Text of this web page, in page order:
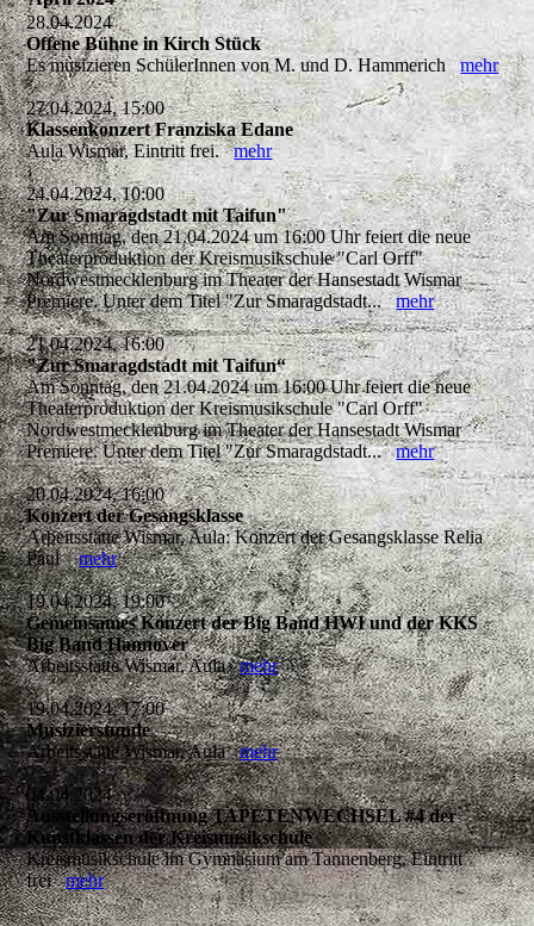
28.04.2024
Offene Bühne in Kirch Stück
Es musizieren SchülerInnen von M. und D. Hammerichmehr
27.04.2024, 15:00
Klassenkonzert Franziska Edane
Aula Wismar, Eintritt frei.mehr
24.04.2024, 10:00
"Zur Smaragdstadt mit Taifun"
Am Sonntag, den 21.04.2024 um 16:00 Uhr feiert die neue
Theaterproduktion der Kreismusikschule "Carl Orff"
Nordwestmecklenburg im Theater der Hansestadt Wismar
Premiere. Unter dem Titel "Zur Smaragdstadt...mehr
21.04.2024, 16:00
"Zur Smaragdstadt mit Taifun“
Am Sonntag, den 21.04.2024 um 16:00 Uhr feiert die neue
Theaterproduktion der Kreismusikschule "Carl Orff"
Nordwestmecklenburg im Theater der Hansestadt Wismar
Premiere. Unter dem Titel "Zur Smaragdstadt...mehr
20.04.2024, 16:00
Konzert der Gesangsklasse
Arbeitsstätte Wismar, Aula: Konzert der Gesangsklasse Relia
Paulmehr
19.04.2024, 19:00
Gemeinsames Konzert der Big Band HWI und der KKS
Big Band Hannover
Arbeitsstätte Wismar, Aulamehr
19.04.2024, 17:00
Musizierstunde
Arbeitsstätte Wismar, Aulamehr
04.04.2024
Ausstellungseröffnung TAPETENWECHSEL #4 der
Kunstklassen der Kreismusikschule
Kreismusikschule im Gymnasium am Tannenberg, Eintritt
freimehr